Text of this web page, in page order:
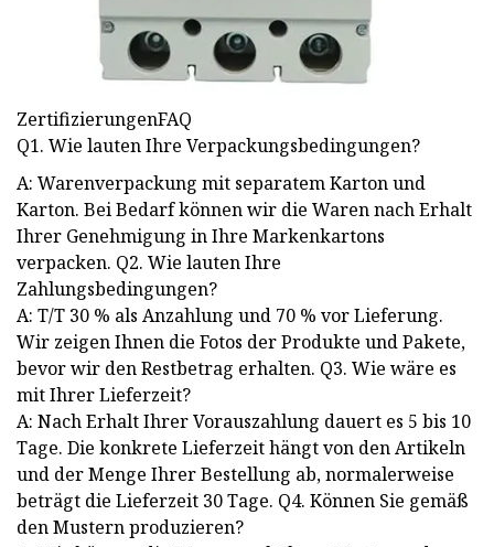
ZertifizierungenFAQ
Q1. Wie lauten Ihre Verpackungsbedingungen?
A: Warenverpackung mit separatem Karton und
Karton. Bei Bedarf können wir die Waren nach Erhalt
Ihrer Genehmigung in Ihre Markenkartons
verpacken. Q2. Wie lauten Ihre
Zahlungsbedingungen?
A: T/T 30 % als Anzahlung und 70 % vor Lieferung.
Wir zeigen Ihnen die Fotos der Produkte und Pakete,
bevor wir den Restbetrag erhalten. Q3. Wie wäre es
mit Ihrer Lieferzeit?
A: Nach Erhalt Ihrer Vorauszahlung dauert es 5 bis 10
Tage. Die konkrete Lieferzeit hängt von den Artikeln
und der Menge Ihrer Bestellung ab, normalerweise
beträgt die Lieferzeit 30 Tage. Q4. Können Sie gemäß
den Mustern produzieren?